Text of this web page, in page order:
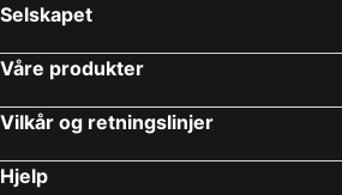
Selskapet
Våre produkter
Vilkår og retningslinjer
Hjelp